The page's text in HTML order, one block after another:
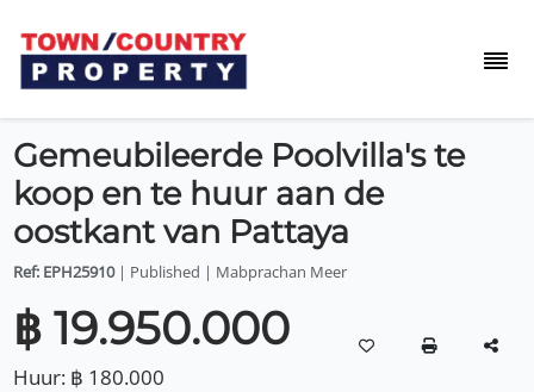
Gemeubileerde Poolvilla's te
koop en te huur aan de
oostkant van Pattaya
Ref: EPH25910| Published | Mabprachan Meer
฿ 19.950.000
Huur: ฿ 180.000